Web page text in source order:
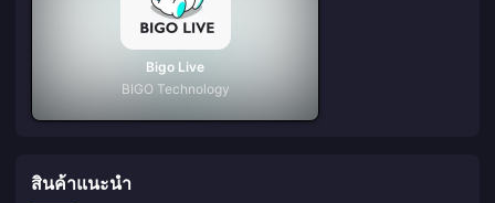
Bigo Live
BIGO Technology
สินค้าแนะนำ